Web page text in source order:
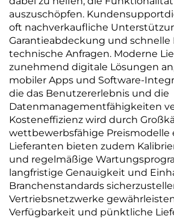
auszuschöpfen.
oft nachverkaufliche
Garantieabdeckung und schnelle
technische Anfragen. Moderne
zunehmend digitale Lösungen
mobiler Apps und Software-
die das Benutzererlebnis und die
Datenmanagementfähigkeiten
Kosteneffizienz wird durch
wettbewerbsfähige Preismodelle
Lieferanten bieten zudem
und regelmäßige
langfristige Genauigkeit und
Branchenstandards
Vertriebsnetzwerke
Verfügbarkeit und pünktliche